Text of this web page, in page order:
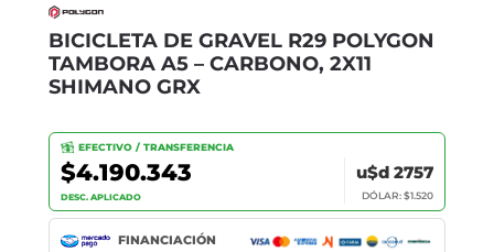
BICICLETA DE GRAVEL R29 POLYGON
TAMBORA A5 – CARBONO, 2X11
SHIMANO GRX
EFECTIVO / TRANSFERENCIA
$4.190.343
DESC. APLICADO
u$d 2757
DÓLAR: $1.520
FINANCIACIÓN